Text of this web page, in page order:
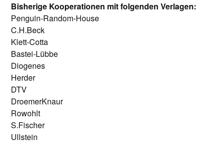
Bisherige Kooperationen mit folgenden Verlagen:
Penguin-Random-House
C.H.Beck
Klett-Cotta
Bastei-Lübbe
Diogenes
Herder
DTV
DroemerKnaur
Rowohlt
S.Fischer
Ullstein